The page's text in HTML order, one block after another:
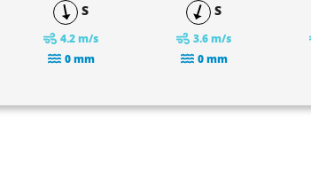
S
4.2 m/s
0 mm
S
3.6 m/s
0 mm